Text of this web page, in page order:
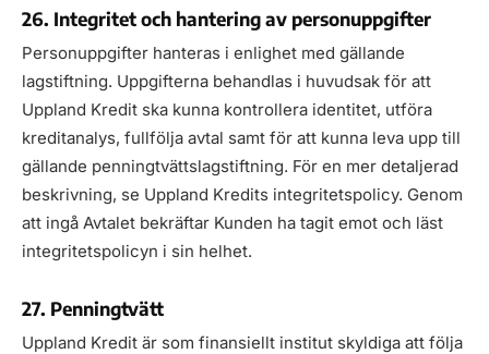
26. Integritet och hantering av personuppgifter
Personuppgifter hanteras i enlighet med gällande
lagstiftning. Uppgifterna behandlas i huvudsak för att
Uppland Kredit ska kunna kontrollera identitet, utföra
kreditanalys, fullfölja avtal samt för att kunna leva upp till
gällande penningtvättslagstiftning. För en mer detaljerad
beskrivning, se Uppland Kredits integritetspolicy. Genom
att ingå Avtalet bekräftar Kunden ha tagit emot och läst
integritetspolicyn i sin helhet.
27. Penningtvätt
Uppland Kredit är som finansiellt institut skyldiga att följa